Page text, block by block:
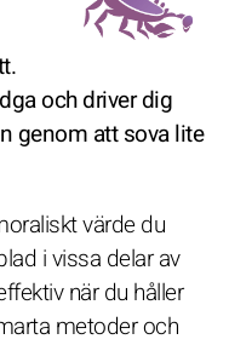
och driver dig
genom att sova lite
värde du
i vissa delar av
när du håller
metoder och